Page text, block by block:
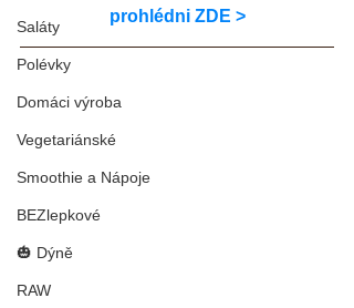
Saláty
Polévky
Domáci výroba
Vegetariánské
Smoothie a Nápoje
BEZlepkové
🎃 Dýně
RAW
prohlédni ZDE >